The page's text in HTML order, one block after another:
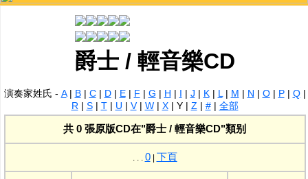
新到CD
黑膠唱片
CD
清貨發燒零件
爵士 / 輕音樂CD
演奏家姓氏 - A| B| C| D| E| F | G | H | I | J | K| L | M | N | O| P| Q|
R | S| T| U | V| W| X| Y| Z | #| 全部
共 0 張原版CD在"爵士 / 輕音樂CD"類别
. . . 0 下頁